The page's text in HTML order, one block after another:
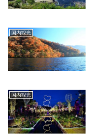
国内観光
国内観光